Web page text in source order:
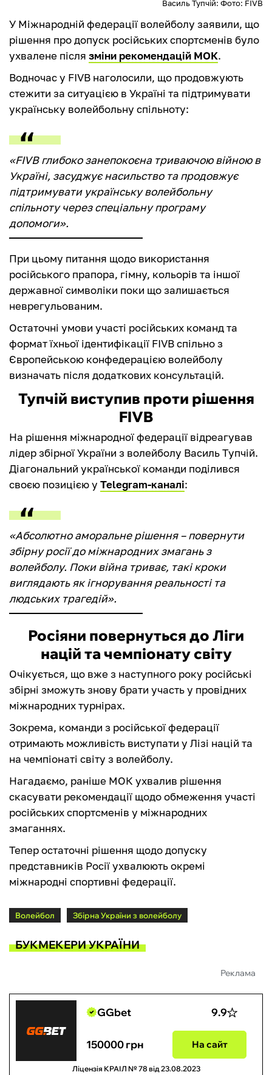
Василь Тупчій: Фото: FIVB
У Міжнародній федерації волейболу заявили, що
рішення про допуск російських спортсменів було
ухвалене після зміни рекомендацій МОК.
Водночас у FIVB наголосили, що продовжують
стежити за ситуацією в Україні та підтримувати
українську волейбольну спільноту:
«FIVB глибоко занепокоєна триваючою війною в
Україні, засуджує насильство та продовжує
підтримувати українську волейбольну
спільноту через спеціальну програму
допомоги».
При цьому питання щодо використання
російського прапора, гімну, кольорів та іншої
державної символіки поки що залишається
неврегульованим.
Остаточні умови участі російських команд та
формат їхньої ідентифікації FIVB спільно з
Європейською конфедерацією волейболу
визначать після додаткових консультацій.
Тупчій виступив проти рішення
FIVB
На рішення міжнародної федерації відреагував
лідер збірної України з волейболу Василь Тупчій.
Діагональний української команди поділився
своєю позицією у Telegram-каналі:
«Абсолютно аморальне рішення – повернути
збірну росії до міжнародних змагань з
волейболу. Поки війна триває, такі кроки
виглядають як ігнорування реальності та
людських трагедій».
Росіяни повернуться до Ліги
націй та чемпіонату світу
Очікується, що вже з наступного року російські
збірні зможуть знову брати участь у провідних
міжнародних турнірах.
Зокрема, команди з російської федерації
отримають можливість виступати у Лізі націй та
на чемпіонаті світу з волейболу.
Нагадаємо, раніше МОК ухвалив рішення
скасувати рекомендації щодо обмеження участі
російських спортсменів у міжнародних
змаганнях.
Тепер остаточні рішення щодо допуску
представників Росії ухвалюють окремі
міжнародні спортивні федерації.
Волейбол Збірна України з волейболу
БУКМЕКЕРИ УКРАЇНИ
Реклама
GGbet 9.9
150000 грн На сайт
Ліцензія КРАІЛ № 78 від 23.08.2023